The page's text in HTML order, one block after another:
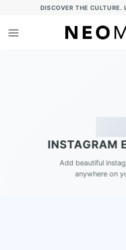
springen
DISCOVER THE CULTURE.
INSTAGRAM
Add beautiful
anywhere on